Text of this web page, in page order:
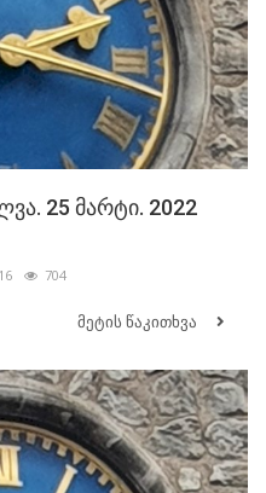
25 მარტი. 2022
704
მეტის წაკითხვა